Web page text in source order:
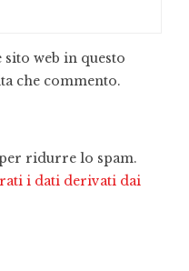
web in questo
che commento.
ridurre lo spam.
i dati derivati dai